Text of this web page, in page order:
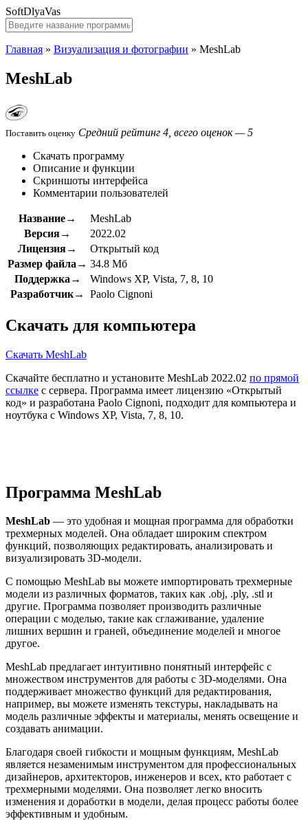
SoftDlyaVas
Главная » Визуализация и фотографии » MeshLab
MeshLab
Поставить оценку Средний рейтинг 4, всего оценок — 5
Скачать программу
Описание и функции
Скриншоты интерфейса
Комментарии пользователей
Название→
MeshLab
Версия→
2022.02
Лицензия→
Открытый код
Размер файла→ 34.8 Мб
Поддержка→
Windows XP, Vista, 7, 8, 10
Разработчик→
Paolo Cignoni
Скачать для компьютера
Скачать MeshLab
Скачайте бесплатно и установите MeshLab 2022.02 по прямой
ссылке с сервера. Программа имеет лицензию «Открытый
код» и разработана Paolo Cignoni, подходит для компьютера и
ноутбука с Windows XP, Vista, 7, 8, 10.
Программа MeshLab
MeshLab — это удобная и мощная программа для обработки
трехмерных моделей. Она обладает широким спектром
функций, позволяющих редактировать, анализировать и
визуализировать 3D-модели.
С помощью MeshLab вы можете импортировать трехмерные
модели из различных форматов, таких как .obj, .ply, .stl и
другие. Программа позволяет производить различные
операции с моделью, такие как сглаживание, удаление
лишних вершин и граней, объединение моделей и многое
другое.
MeshLab предлагает интуитивно понятный интерфейс с
множеством инструментов для работы с 3D-моделями. Она
поддерживает множество функций для редактирования,
например, вы можете изменять текстуры, накладывать на
модель различные эффекты и материалы, менять освещение и
создавать анимации.
Благодаря своей гибкости и мощным функциям, MeshLab
является незаменимым инструментом для профессиональных
дизайнеров, архитекторов, инженеров и всех, кто работает с
трехмерными моделями. Она позволяет легко вносить
изменения и доработки в модели, делая процесс работы более
эффективным и удобным.